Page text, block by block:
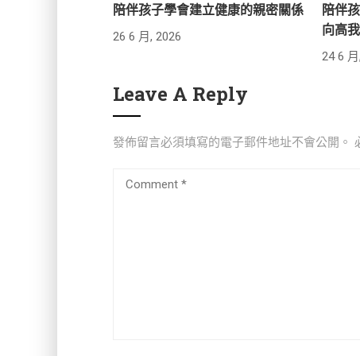
陪伴孩子學會建立健康的親密關係
26 6 月, 2026
陪伴
向高我
24 6
Leave A Reply
發佈留言必須填寫的電子郵件地址不會公開。